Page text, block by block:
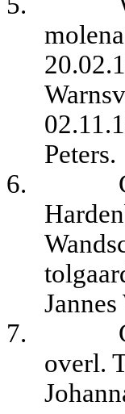
Peters.
6.
7.
overl.